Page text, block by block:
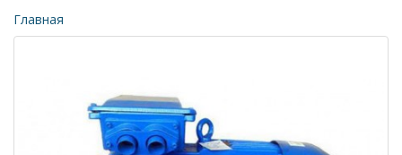
Главная